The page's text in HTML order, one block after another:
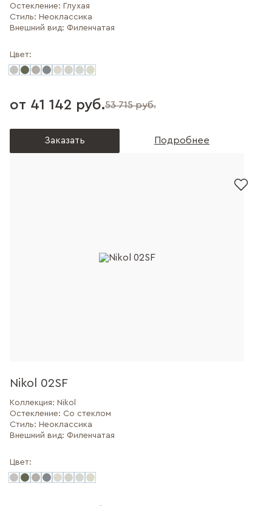
Остекление: Глухая
Стиль: Неоклассика
Внешний вид: Филенчатая
Цвет:
от 41 142 руб.53 715 руб.
Заказать Подробнее
Nikol 02SF
Коллекция: Nikol
Остекление: Со стеклом
Стиль: Неоклассика
Внешний вид: Филенчатая
Цвет: